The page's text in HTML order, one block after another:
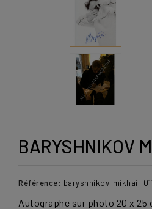
BARYSHNIKOV
Référence: baryshnikov-mikhail-
Autographe sur photo 20 x 25